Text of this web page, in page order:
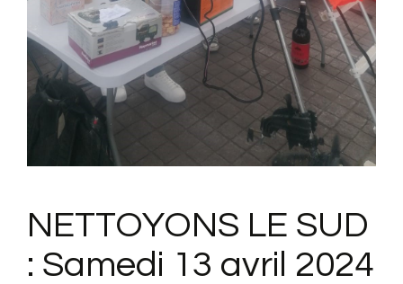
NETTOYONS LE SUD
: Samedi 13 avril 2024